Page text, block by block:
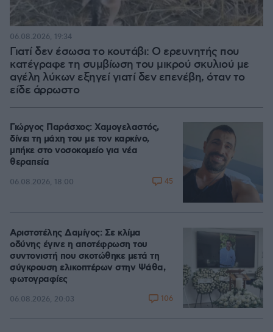
Γιατί δεν έσωσα το κουτάβι: Ο ερευνητής που
κατέγραφε τη συμβίωση του μικρού σκυλιού με
αγέλη λύκων εξηγεί γιατί δεν επενέβη, όταν το
είδε άρρωστο
06.08.2026, 19:34
Γιώργος Παράσχος: Χαμογελαστός,
δίνει τη μάχη του με τον καρκίνο,
μπήκε στο νοσοκομείο για νέα
θεραπεία
06.08.2026, 18:00 45
Αριστοτέλης Δαμίγος: Σε κλίμα
οδύνης έγινε η αποτέφρωση του
συντονιστή που σκοτώθηκε μετά τη
σύγκρουση ελικοπτέρων στην Ψάθα,
φωτογραφίες
06.08.2026, 20:03 106